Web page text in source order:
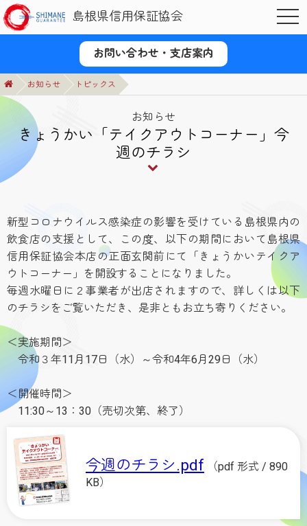
島根県信用保証協会
お問い合わせ・支店案内
お知らせ トピックス
お知らせ
きょうかい「テイクアウトコーナー」今
週のチラシ
新型コロナウイルス感染症の影響を受けている島根県内の
飲食店の支援として、この度、以下の期間において島根県
信用保証協会本店の正面玄関前にて「きょうかいテイクア
ウトコーナー」を開設することになりました。
毎週水曜日に２事業者が出店されますので、詳しくは以下
のチラシをご覧いただき、是非ともお立ち寄りください。
＜実施期間＞
令和３年11月17日（水）～令和4年6月29日（水）
＜開催時間＞
11:30～13：30（売切次第、終了）
今週のチラシ.pdf （pdf 形式 / 890
KB）